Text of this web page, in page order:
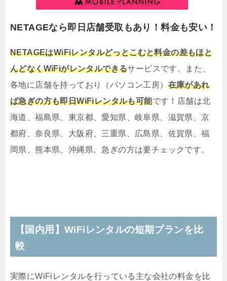
NETAGEなら即日店舗受取もあり！料金も安い！
NETAGEはWiFiレンタルどっとこむと料金の差もほと
んどなくWiFiがレンタルできるサービスです。また、
各地に店舗を持っており（パソコン工房） 在庫があれ
ば急ぎの方も即日WiFiレンタルも可能です！店舗は北
海道、福島県、東京都、愛知県、岐阜県、滋賀県、京
都府、奈良県、大阪府、三重県、広島県、佐賀県、福
岡県、熊本県、沖縄県。急ぎの方は要チェックです。
【国内用】WiFiレンタルの短期プランを比
較
実際にWiFiレンタルを行っている主な会社の料金を比